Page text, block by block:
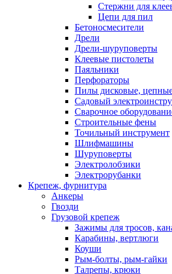
Стержни для
Цепи для пил
Бетоносмесители
Дрели
Дрели-шуруповерты
Клеевые пистолеты
Паяльники
Перфораторы
Пилы дисковые,
Садовый
Сварочное
Строительные фены
Точильный инструмент
Шлифмашины
Шуруповерты
Электролобзики
Электрорубанки
Крепеж, фурнитура
Анкеры
Гвозди
Грузовой крепеж
Зажимы для тросов,
Карабины, вертлюги
Коуши
Рым-болты, рым-гайки
Талрепы, крюки